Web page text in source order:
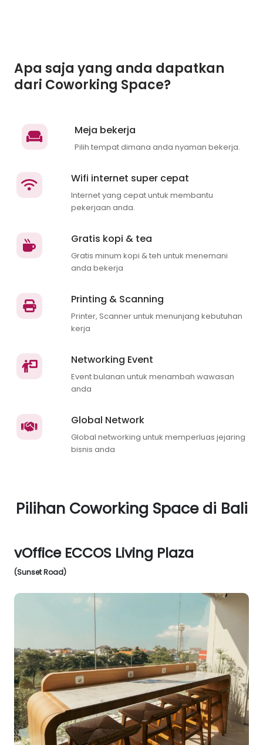
Apa saja yang anda dapatkan
dari Coworking Space?
Meja bekerja
Pilih tempat dimana anda nyaman bekerja.
Wifi internet super cepat
Internet yang cepat untuk membantu
pekerjaan anda.
Gratis kopi & tea
Gratis minum kopi & teh untuk menemani
anda bekerja
Printing & Scanning
Printer, Scanner untuk menunjang kebutuhan
kerja
Networking Event
Event bulanan untuk menambah wawasan
anda
Global Network
Global networking untuk memperluas jejaring
bisnis anda
Pilihan Coworking Space di Bali
vOffice ECCOS Living Plaza
(Sunset Road)